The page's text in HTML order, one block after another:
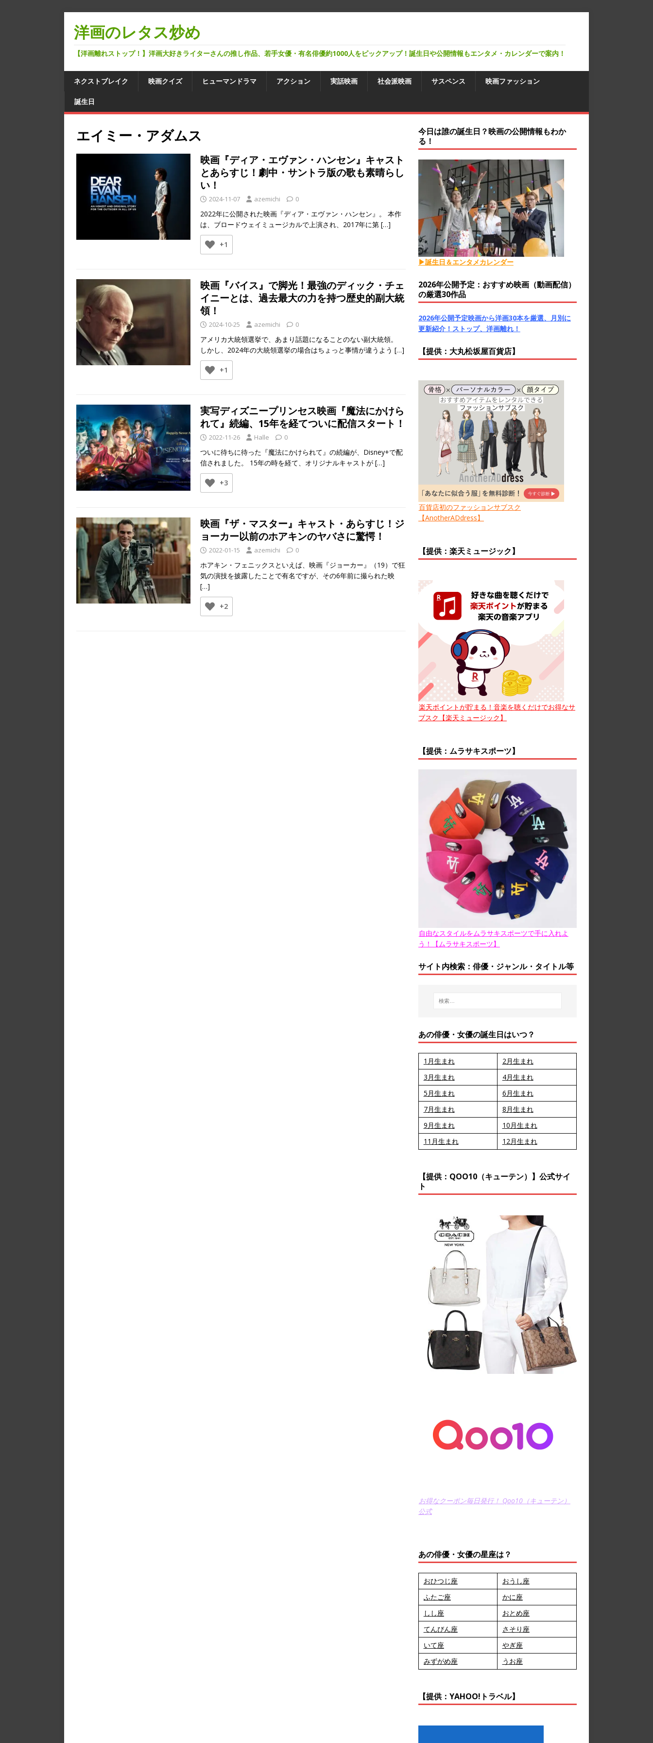
洋画のレタス炒め
【洋画離れストップ！】洋画大好きライターさんの推し作品、若手女優・有名俳優約1000人をピックアップ！誕生日や公開情報もエンタメ・カレンダーで案内！
ネクストブレイク 映画クイズ ヒューマンドラマ アクション 実話映画 社会派映画 サスペンス 映画ファッション
誕生日
エイミー・アダムス
映画『ディア・エヴァン・ハンセン』キャスト
とあらすじ！劇中・サントラ版の歌も素晴らし
い！
2024-11-07 azemichi 0
2022年に公開された映画『ディア・エヴァン・ハンセン』。 本作
は、ブロードウェイミュージカルで上演され、2017年に第 […]
+1
映画『バイス』で脚光！最強のディック・チェ
イニーとは、過去最大の力を持つ歴史的副大統
領！
2024-10-25 azemichi 0
アメリカ大統領選挙で、あまり話題になることのない副大統領。
しかし、2024年の大統領選挙の場合はちょっと事情が違うよう […]
+1
実写ディズニープリンセス映画『魔法にかけら
れて』続編、15年を経てついに配信スタート！
2022-11-26 Halle 0
ついに待ちに待った『魔法にかけられて』の続編が、Disney+で配
信されました。 15年の時を経て、オリジナルキャストが […]
+3
映画『ザ・マスター』キャスト・あらすじ！ジ
ョーカー以前のホアキンのヤバさに驚愕！
2022-01-15 azemichi 0
ホアキン・フェニックスといえば、映画『ジョーカー』（19）で狂
気の演技を披露したことで有名ですが、その6年前に撮られた映
[…]
+2
今日は誰の誕生日？映画の公開情報もわか
る！
▶誕生日＆エンタメカレンダー
2026年公開予定：おすすめ映画（動画配信）
の厳選30作品
2026年公開予定映画から洋画30本を厳選、月別に
更新紹介！ストップ、洋画離れ！
【提供：大丸松坂屋百貨店】
百貨店初のファッションサブスク
【AnotherADdress】
【提供：楽天ミュージック】
楽天ポイントが貯まる！音楽を聴くだけでお得なサ
ブスク【楽天ミュージック】
【提供：ムラサキスポーツ】
自由なスタイルをムラサキスポーツで手に入れよ
う！【ムラサキスポーツ】
サイト内検索：俳優・ジャンル・タイトル等
あの俳優・女優の誕生日はいつ？
1月生まれ
2月生まれ
3月生まれ
4月生まれ
5月生まれ
6月生まれ
7月生まれ
8月生まれ
9月生まれ
10月生まれ
11月生まれ
12月生まれ
【提供：QOO10（キューテン）】公式サイ
ト
お得なクーポン毎日発行！ Qoo10（キューテン）
公式
あの俳優・女優の星座は？
おひつじ座
おうし座
ふたご座
かに座
しし座
おとめ座
てんびん座
さそり座
いて座
やぎ座
みずがめ座
うお座
【提供：YAHOO!トラベル】